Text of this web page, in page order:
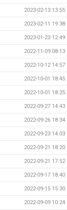
2023-02-13 13:55
2023-02-11 19:38
2023-01-23 12:49
2022-11-09 08:13
2022-10-12 14:57
2022-10-01 18:45
2022-10-01 18:25
2022-09-27 14:43
2022-09-26 18:34
2022-09-23 14:03
2022-09-21 18:20
2022-09-21 17:52
2022-09-17 18:40
2022-09-15 15:30
2022-09-09 10:24